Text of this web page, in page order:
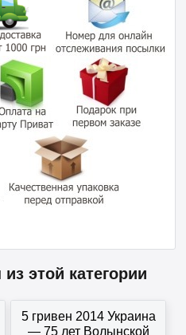
этой категории
5 гривен 2014 Украина
— 75 лет Волынской